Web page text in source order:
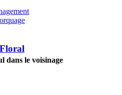
dans le voisinage